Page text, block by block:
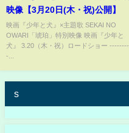
映像【3月20日(木・祝)公開】
映画『少年と犬』×主題歌 SEKAI NO
OWARI「琥珀」特別映像 映画『少年と
犬』 3.20（木・祝）ロードショー --------
-...
s